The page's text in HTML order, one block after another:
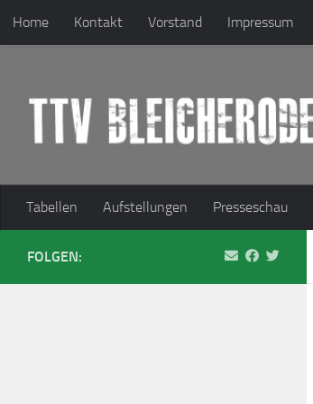
Zum Inhalt springen
Home Kontakt Vorstand Impressum
Tabellen Aufstellungen Presseschau
FOLGEN: